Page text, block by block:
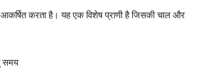
करता है। यह एक विशेष प्राणी है जिसकी चाल और
समय